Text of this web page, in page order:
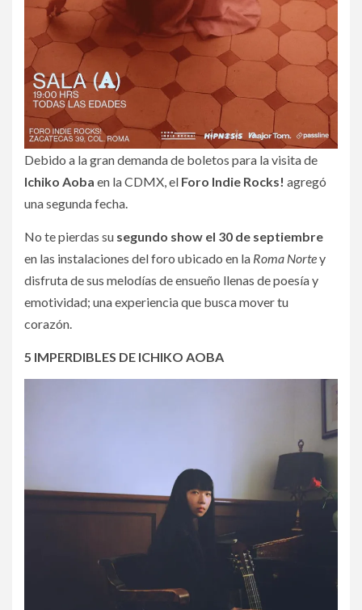
Debido a la gran demanda de boletos para la visita de
Ichiko Aoba en la CDMX, el Foro Indie Rocks! agregó
una segunda fecha.
No te pierdas su segundo show el 30 de septiembre
en las instalaciones del foro ubicado en la Roma Nortey
disfruta de sus melodías de ensueño llenas de poesía y
emotividad; una experiencia que busca mover tu
corazón.
5 IMPERDIBLES DE ICHIKO AOBA